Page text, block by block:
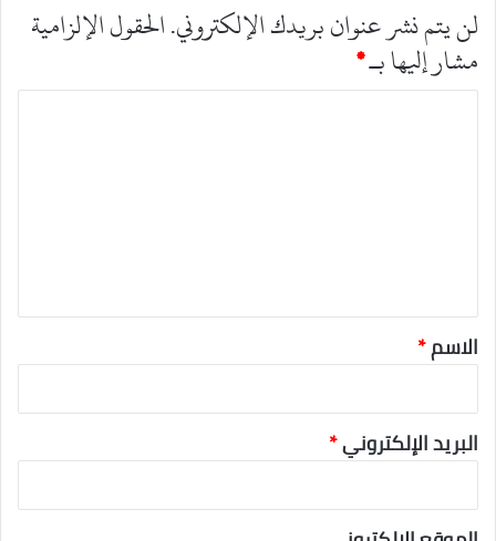
لن يتم نشر عنوان بريدك الإلكتروني.الحقول الإلزامية
مشار إليها بـ*
ا
الاسم*
البريد الإلكتروني*